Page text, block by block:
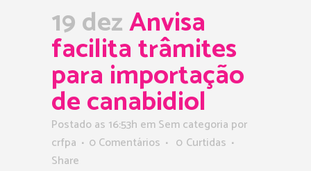
19 dezAnvisa
facilita trâmites
para importação
de canabidiol
Postado as 16:53h em Sem categoria por
crfpa
0 Comentários 0 Curtidas
Share